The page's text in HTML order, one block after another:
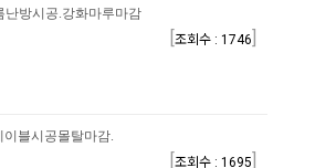
난방시공.강화마루마감
조회수 : 1746
이블시공몰탈마감.
조회수 : 1695